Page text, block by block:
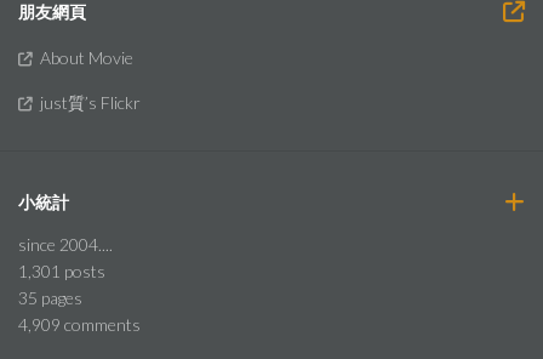
朋友網頁
About Movie
just質’s Flickr
小統計
since 2004....
1,301 posts
35 pages
4,909 comments